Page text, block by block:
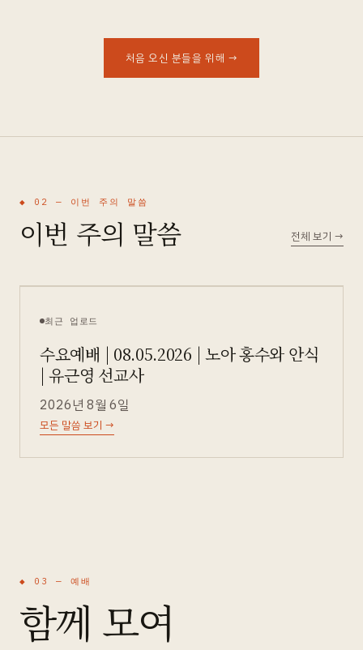
처음 오신 분들을 위해 →
◆ 02 — 이번 주의 말씀
이번 주의 말씀 전체 보기 →
최근 업로드
수요예배 | 08.05.2026 | 노아 홍수와 안식
| 유근영 선교사
2026년 8월 6일
모든 말씀 보기 →
◆ 03 — 예배
함께 모여